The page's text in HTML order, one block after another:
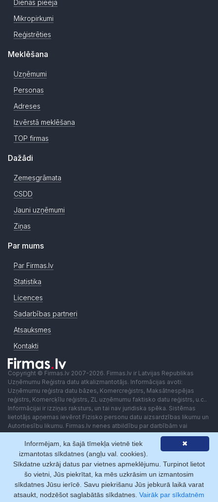
Dienas pieeja
Mikropirkumi
Reģistrēties
Meklēšana
Uzņēmumi
Personas
Adreses
Izvērstā meklēšana
TOP firmas
Dažādi
Zemesgrāmata
CSDD
Jauni uzņēmumi
Ziņas
Par mums
Par Firmas.lv
Statistika
Licences
Sadarbības partneri
Atsauksmes
Kontakti
Copyright © Firmas.lv 2007-2026. Firmas.lv ir Latvijas Republikas
Uzņēmumu Reģistra datu atkalizmantotājs. Informācijas avoti:
Uzņēmumu reģistra datu bāzes, Komercreģistrs, Maksātnespējas
reģistrs, Komercķīlu reģistrs, ZL uzņēmumu faktisko datu reģistrs, u.c..
Informācijai ir izziņas raksturs, un tai nav juridiska spēka. Sistēmas
lietotājs apņemas ievērot Fizisko personu datu aizsardzības likumu un
Autortiesību likumu. Firmas.lv nenes atbildību par darbībām vai
lēmumiem, kas balstīti uz saņemto pakalpojumu. Lietotājam aizliegts
izmantot jebkādas automatizētas sistēmas vai iekārtas (robotus)
piekļuvei sistēmai bez rakstiskas saskaņošanas ar Firmas.lv. Galvenā
redaktore: Ingūna Pempere.
Lietošanas noteikumi
Privātuma politika Norēķini ar
✖
Informējam, ka šajā tīmekļa vietnē tiek
izmantotas sīkdatnes (angļu val. cookies).
Sīkdatne uzkrāj datus par vietnes apmeklējumu. Turpinot lietot
šo vietni, Jūs piekrītat, ka mēs uzkrāsim un izmantosim
sīkdatnes Jūsu ierīcē. Savu piekrišanu Jūs jebkurā laikā varat
atsaukt, nodzēšot saglabātās sīkdatnes. Vairāk par sīkdatnēm